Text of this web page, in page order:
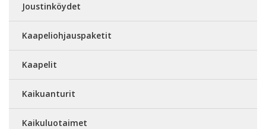
Joustinköydet
Kaapeliohjauspaketit
Kaapelit
Kaikuanturit
Kaikuluotaimet